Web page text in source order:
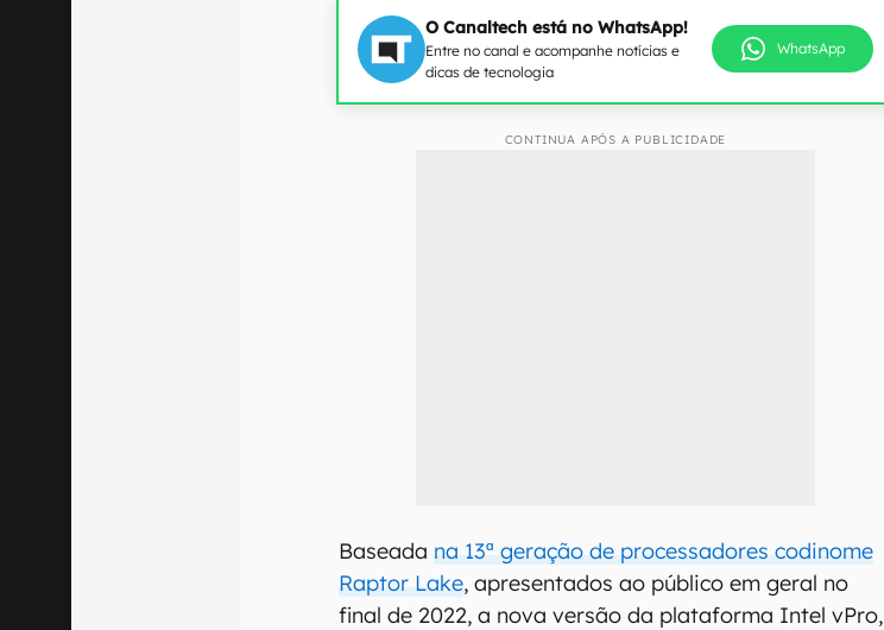
O Canaltech está no WhatsApp!
Entre no canal e acompanhe notícias e
dicas de tecnologia
WhatsApp
CONTINUA APÓS A PUBLICIDADE
Baseada na 13ª geração de processadores codinome
Raptor Lake, apresentados ao público em geral no
final de 2022, a nova versão da plataforma Intel vPro,